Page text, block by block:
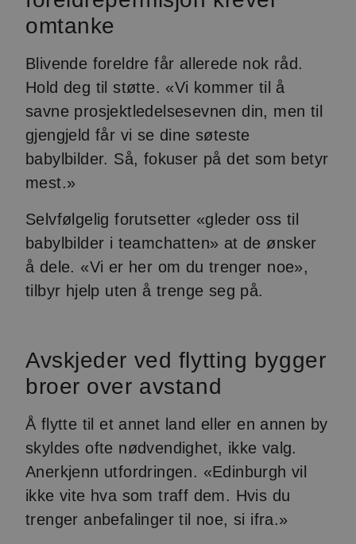
omtanke
Blivende foreldre får allerede nok råd.
Hold deg til støtte. «Vi kommer til å
savne prosjektledelsesevnen din, men til
gjengjeld får vi se dine søteste
babylbilder. Så, fokuser på det som betyr
mest.»
Selvfølgelig forutsetter «gleder oss til
babylbilder i teamchatten» at de ønsker
å dele. «Vi er her om du trenger noe»,
tilbyr hjelp uten å trenge seg på.
Avskjeder ved flytting bygger
broer over avstand
Å flytte til et annet land eller en annen by
skyldes ofte nødvendighet, ikke valg.
Anerkjenn utfordringen. «Edinburgh vil
ikke vite hva som traff dem. Hvis du
trenger anbefalinger til noe, si ifra.»